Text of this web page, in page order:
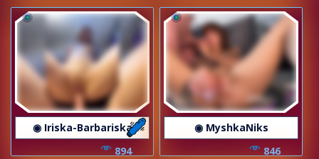
◉ Iriska-Barbariska
894
◉ MyshkaNiks
846